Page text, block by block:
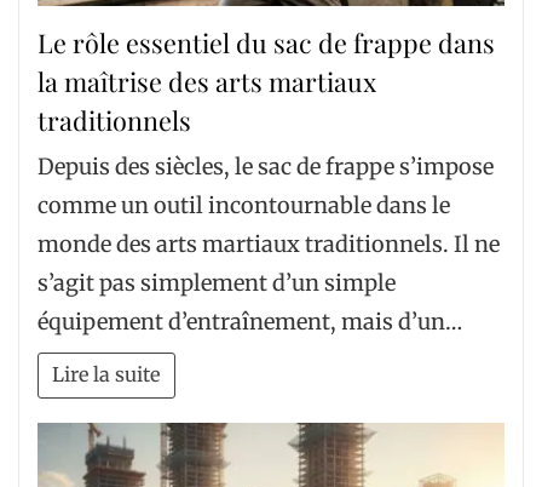
Le rôle essentiel du sac de frappe dans
la maîtrise des arts martiaux
traditionnels
Depuis des siècles, le sac de frappe s’impose
comme un outil incontournable dans le
monde des arts martiaux traditionnels. Il ne
s’agit pas simplement d’un simple
équipement d’entraînement, mais d’un…
Lire la suite